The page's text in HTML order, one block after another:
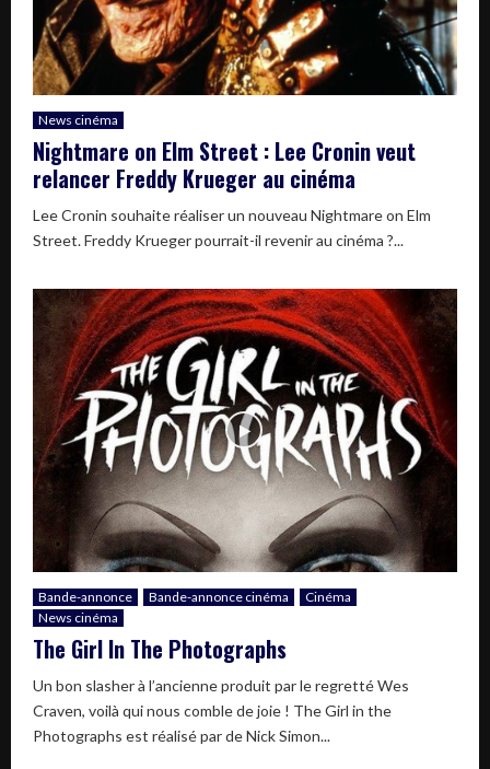
News cinéma
Nightmare on Elm Street : Lee Cronin veut
relancer Freddy Krueger au cinéma
Lee Cronin souhaite réaliser un nouveau Nightmare on Elm
Street. Freddy Krueger pourrait-il revenir au cinéma ?...
Bande-annonce Bande-annonce cinéma
Cinéma
News cinéma
The Girl In The Photographs
Un bon slasher à l’ancienne produit par le regretté Wes
Craven, voilà qui nous comble de joie ! The Girl in the
Photographs est réalisé par de Nick Simon...